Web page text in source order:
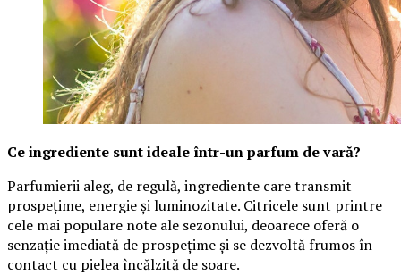
Ce ingrediente sunt ideale într-un parfum de vară?
Parfumierii aleg, de regulă, ingrediente care transmit
prospețime, energie și luminozitate. Citricele sunt printre
cele mai populare note ale sezonului, deoarece oferă o
senzație imediată de prospețime și se dezvoltă frumos în
contact cu pielea încălzită de soare.